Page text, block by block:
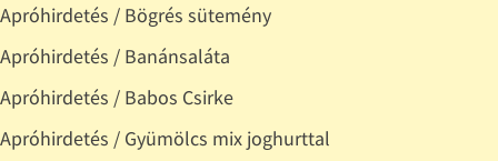
Apróhirdetés / Bögrés sütemény
Apróhirdetés / Banánsaláta
Apróhirdetés / Babos Csirke
Apróhirdetés / Gyümölcs mix joghurttal